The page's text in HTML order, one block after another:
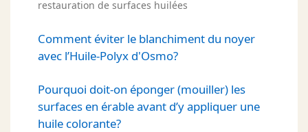
restauration de surfaces huilées
Comment éviter le blanchiment du noyer
avec l’Huile-Polyx d'Osmo?
Pourquoi doit-on éponger (mouiller) les
surfaces en érable avant d’y appliquer une
huile colorante?